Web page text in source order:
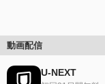
動画配信
U-NEXT